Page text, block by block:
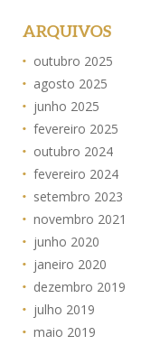
ARQUIVOS
outubro 2025
agosto 2025
junho 2025
fevereiro 2025
outubro 2024
fevereiro 2024
setembro 2023
novembro 2021
junho 2020
janeiro 2020
dezembro 2019
julho 2019
maio 2019